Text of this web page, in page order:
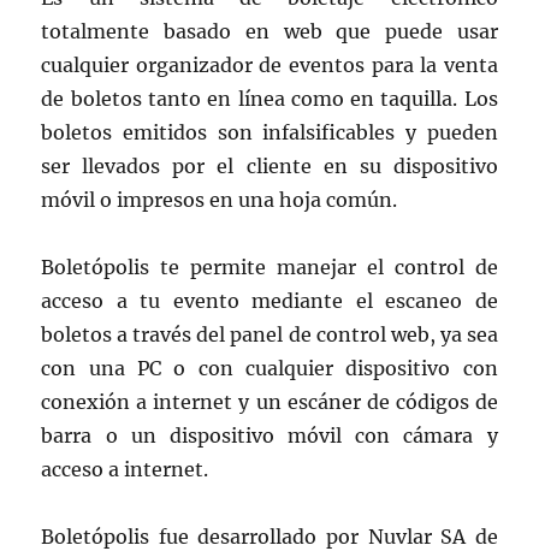
totalmente basado en web que puede usar
cualquier organizador de eventos para la venta
de boletos tanto en línea como en taquilla. Los
boletos emitidos son infalsificables y pueden
ser llevados por el cliente en su dispositivo
móvil o impresos en una hoja común.
Boletópolis te permite manejar el control de
acceso a tu evento mediante el escaneo de
boletos a través del panel de control web, ya sea
con una PC o con cualquier dispositivo con
conexión a internet y un escáner de códigos de
barra o un dispositivo móvil con cámara y
acceso a internet.
Boletópolis fue desarrollado por Nuvlar SA de